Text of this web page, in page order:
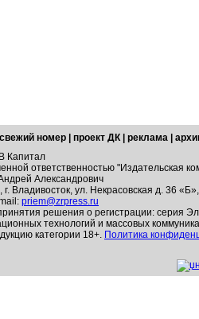
свежий номер проект ДК реклама
Капитал
ответственностью "Издательская
Александрович
Владивосток, ул. Некрасовская д. 36
priem@zrpress.ru
решения о регистрации: серия
технологий и массовых
категории 18+. Политика